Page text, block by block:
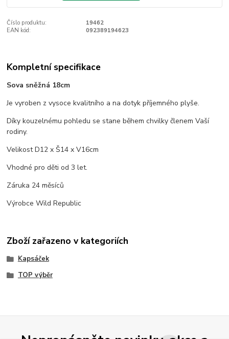
Číslo produktu:
19462
EAN kód:
092389194623
Kompletní specifikace
Sova sněžná 18cm
Je vyroben z vysoce kvalitního a na dotyk příjemného plyše.
Díky kouzelnému pohledu se stane během chvilky členem Vaší
rodiny.
Velikost D12 x Š14 x V16cm
Vhodné pro děti od 3 let.
Záruka 24 měsíců
Výrobce Wild Republic
Zboží zařazeno v kategoriích
Kapsáček
TOP výběr